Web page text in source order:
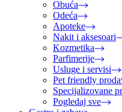
Obuća
Odeća
Apoteke
Nakit i aksesoari
Kozmetika
Parfimerije
Usluge i servisi
Pet friendly
Specijalizovane
Pogledaj sve